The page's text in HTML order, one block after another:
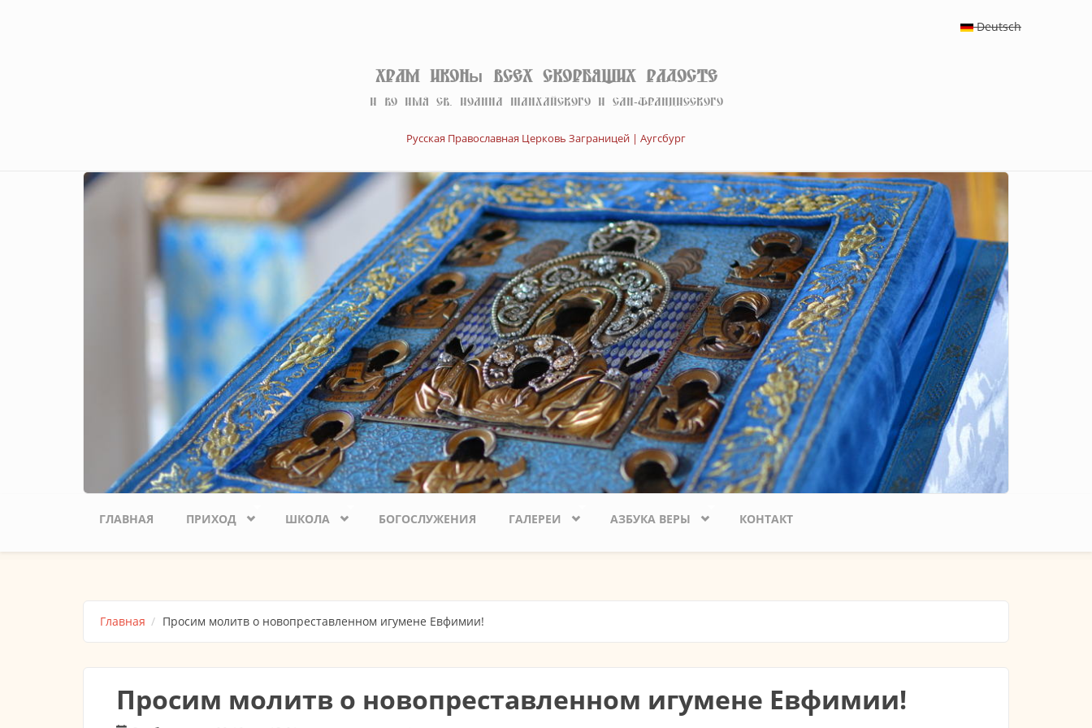
Deutsch
Храм иконы Всех скорбящих Радосте
И во имя св. Иоанна Шанхайского и Сан-Францисского
Русская Православная Церковь Заграницей | Аугсбург
ГЛАВНАЯ ПРИХОД ШКОЛА БОГОСЛУЖЕНИЯ ГАЛЕРЕИ АЗБУКА ВЕРЫ КОНТАКТ
Главная Просим молитв о новопреставленном игумене Евфимии!
Просим молитв о новопреставленном игумене Евфимии!